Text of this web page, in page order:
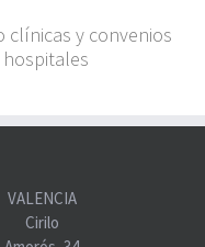
clínicas y convenios
VALENCIA
Cirilo